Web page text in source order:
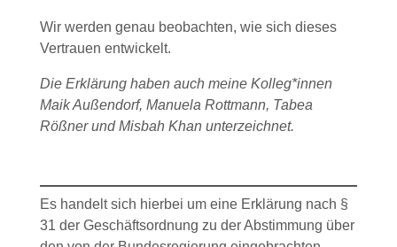
Wir werden genau beobachten, wie sich dieses
Vertrauen entwickelt.
Die Erklärung haben auch meine Kolleg*innen
Maik Außendorf, Manuela Rottmann, Tabea
Rößner und Misbah Khan unterzeichnet.
Es handelt sich hierbei um eine Erklärung nach §
31 der Geschäftsordnung zu der Abstimmung über